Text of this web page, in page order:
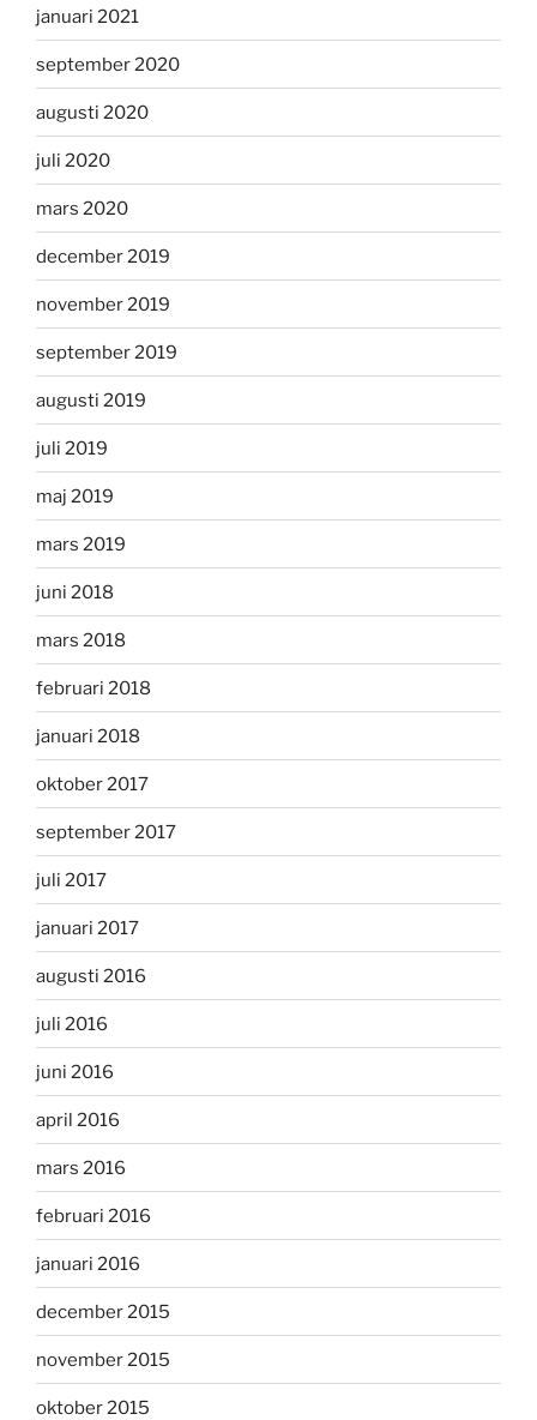
januari 2021
september 2020
augusti 2020
juli 2020
mars 2020
december 2019
november 2019
september 2019
augusti 2019
juli 2019
maj 2019
mars 2019
juni 2018
mars 2018
februari 2018
januari 2018
oktober 2017
september 2017
juli 2017
januari 2017
augusti 2016
juli 2016
juni 2016
april 2016
mars 2016
februari 2016
januari 2016
december 2015
november 2015
oktober 2015